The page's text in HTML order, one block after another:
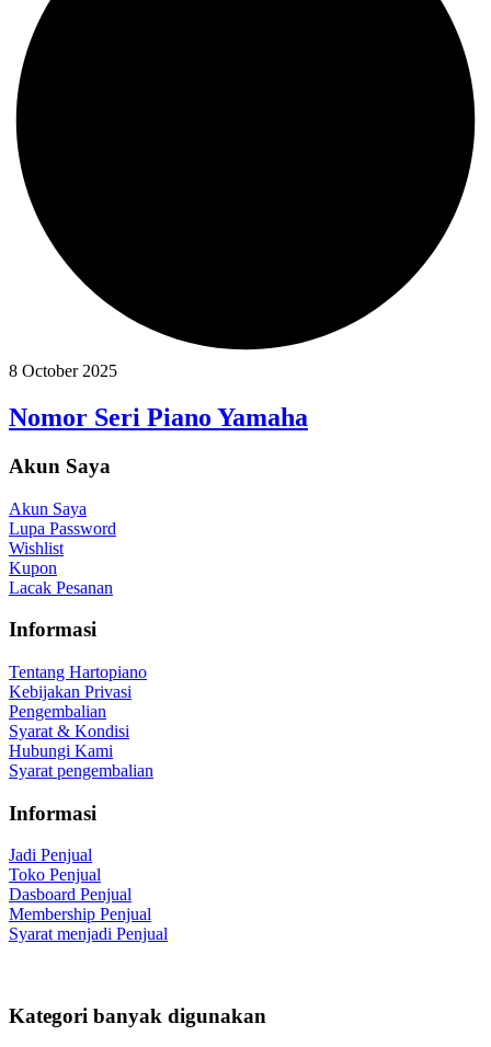
8 October 2025
Nomor Seri Piano Yamaha
Akun Saya
Akun Saya
Lupa Password
Wishlist
Kupon
Lacak Pesanan
Informasi
Tentang Hartopiano
Kebijakan Privasi
Pengembalian
Syarat & Kondisi
Hubungi Kami
Syarat pengembalian
Informasi
Jadi Penjual
Toko Penjual
Dasboard Penjual
Membership Penjual
Syarat menjadi Penjual
Kategori banyak digunakan